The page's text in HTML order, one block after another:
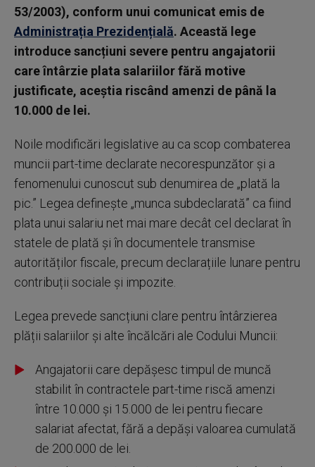
53/2003), conform unui comunicat emis de
Administrația Prezidențială. Această lege
introduce sancțiuni severe pentru angajatorii
care întârzie plata salariilor fără motive
justificate, aceștia riscând amenzi de până la
10.000 de lei.
Noile modificări legislative au ca scop combaterea
muncii part-time declarate necorespunzător și a
fenomenului cunoscut sub denumirea de „plată la
pic.” Legea definește „munca subdeclarată” ca fiind
plata unui salariu net mai mare decât cel declarat în
statele de plată și în documentele transmise
autorităților fiscale, precum declarațiile lunare pentru
contribuții sociale și impozite.
Legea prevede sancțiuni clare pentru întârzierea
plății salariilor și alte încălcări ale Codului Muncii:
Angajatorii care depășesc timpul de muncă
stabilit în contractele part-time riscă amenzi
între 10.000 și 15.000 de lei pentru fiecare
salariat afectat, fără a depăși valoarea cumulată
de 200.000 de lei.